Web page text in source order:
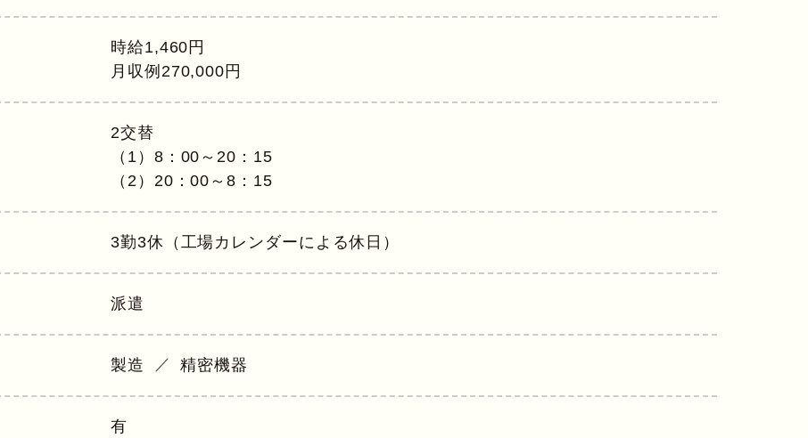
時給1,460円
月収例270,000円
2交替
（1）8：00～20：15
（2）20：00～8：15
3勤3休（工場カレンダーによる休日）
派遣
製造 精密機器
有